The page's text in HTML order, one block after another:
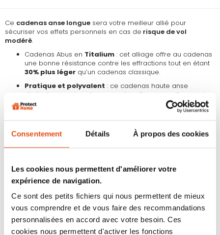
Consentement Détails À propos des cookies
Les cookies nous permettent d'améliorer votre
expérience de navigation.
Ce sont des petits fichiers qui nous permettent de mieux
vous comprendre et de vous faire des recommandations
personnalisées en accord avec votre besoin. Ces
cookies nous permettent d'activer les fonctions
Ce cadenas anse longue sera votre meilleur allié pour
sécuriser vos effets personnels en cas de risque de vol
modéré.
Cadenas Abus en Titalium : cet alliage offre au cadenas
une bonne résistance contre les effractions tout en étant
30% plus léger qu’un cadenas classique.
Pratique et polyvalent : ce cadenas haute anse
s’adaptera sur tous les supports, même ceux disposant
d’attaches espacées ou difficiles d’accès. Léger, vous
pourrez le transporter et le manipuler facilement.
l’anse est en acier trempé, lui assurant une bonne
contient uncylindre anti-crochetageet inclut le
double verrouillage de l’anse
l’arrachage.
Anticorrosion grâce à la technologie NANO Protect™
Fourni avec2 clés
Cadenas design : finition en alu brossé